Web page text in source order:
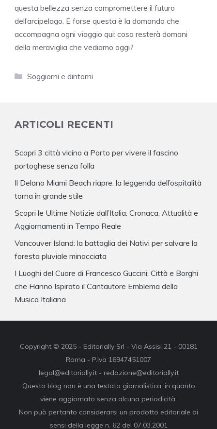
questa bellezza senza compromettere il futuro
dell’arcipelago. E forse questa è la domanda che
accompagna ogni viaggio qui: cosa resterà domani
della meraviglia che vediamo oggi?
Categorie
Soggiorni e dintorni
ARTICOLI RECENTI
Scopri 3 città vicino a Porto per vivere il fascino
portoghese senza folla
Il Delano Miami Beach riapre: la leggenda dell’ospitalità
torna in grande stile
Scopri le Ultime Notizie dall’Italia: Cronaca, Attualità e
Aggiornamenti in Tempo Reale
Vancouver Island: la battaglia dei Nativi per salvare la
foresta pluviale minacciata
I Luoghi del Cuore di Francesco Guccini: Città e Borghi
che Hanno Ispirato il Cantautore Emblema della
Musica Italiana
Copyright © 2025 - Editorially Srl - Via Assisi 21 - 00181
Roma - P.Iva 16947451007
legal@editorially.it - redazione@editorially.it
Questo blog non è una testata giornalistica, in quanto
viene aggiornato senza alcuna periodicità.
Non può pertanto considerarsi un prodotto editoriale ai
sensi della legge n. 62 del 07.03.2001